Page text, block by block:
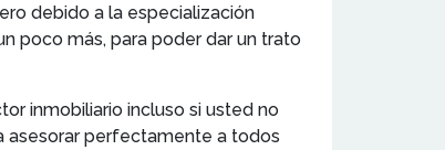
debido a la especialización
poco más, para poder dar un trato
inmobiliario incluso si usted no
asesorar perfectamente a todos